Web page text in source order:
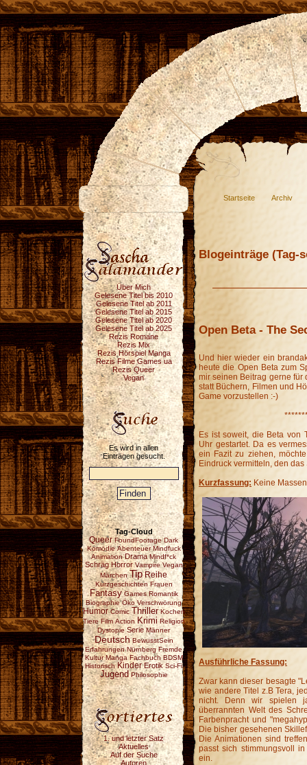
Startseite Archiv
Über Mich
Gelesene Titel bis 2010
Gelesene Titel ab 2011
Gelesene Titel ab 2015
Gelesene Titel ab 2020
Gelesene Titel ab 2025
Rezis Romane
Rezis Mix
Rezis Hörspiel Manga
Rezis Filme Games ua
Rezis Queer
Vegan
Es wird in allen
Einträgen gesucht.
Tag-Cloud
Queer FoundFootage Dark
Komödie Abenteuer Mindfuck
Animation Drama Mindf*ck
Schräg Horror Vampire Vegan
Märchen Tip Reihe
Kurzgeschichten Frauen
Fantasy Games Romantik
Biographie Öko Verschwörung
Humor Comic Thriller Kochen
Tiere Film Action Krimi Religion
Dystopie Serie Männer
Deutsch BewusstSein
Erfahrungen Nürnberg Fremde
Kultur Manga Fachbuch BDSM
Historisch Kinder Erotik Sci-Fi
Jugend Philosophie
1. und letzter Satz
Aktuelles
Auf der Suche
Autoren
Blogeinträge (Tag-
Open Beta - The
Und hier wieder ein
heute die Open Beta zum
mir seinen Beitrag gerne für
statt Büchern, Filmen und
Game vorzustellen :-)
Es ist soweit, die Beta von
Uhr gestartet. Da es
ein Fazit zu ziehen,
Eindruck vermitteln, den
Kurzfassung: Keine
Ausführliche Fassung:
Zwar kann dieser besagte
wie andere Titel z.B Tera,
nicht. Denn wir spielen
überrannten Welt des
Farbenpracht und
Die bisher gesehenen
Die Animationen sind
passt sich stimmungsvoll
ein.